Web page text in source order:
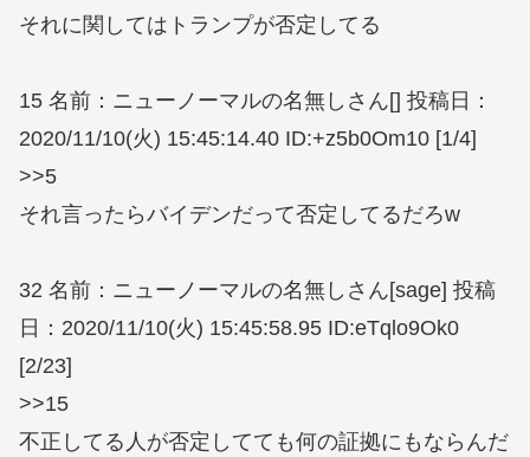
それに関してはトランプが否定してる
15 名前：ニューノーマルの名無しさん[] 投稿日：
2020/11/10(火) 15:45:14.40 ID:+z5b0Om10 [1/4]
>>5
それ言ったらバイデンだって否定してるだろw
32 名前：ニューノーマルの名無しさん[sage] 投稿
日：2020/11/10(火) 15:45:58.95 ID:eTqlo9Ok0
[2/23]
>>15
不正してる人が否定してても何の証拠にもならんだ